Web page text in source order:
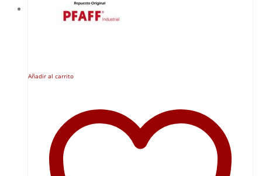
Añadir al carrito